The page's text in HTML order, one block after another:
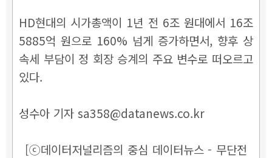
HD현대의 시가총액이 1년 전 6조 원대에서 16조
5885억 원으로 160% 넘게 증가하면서, 향후 상
속세 부담이 정 회장 승계의 주요 변수로 떠오르고
있다.
성수아 기자 sa358@datanews.co.kr
[ⓒ데이터저널리즘의 중심 데이터뉴스 - 무단전